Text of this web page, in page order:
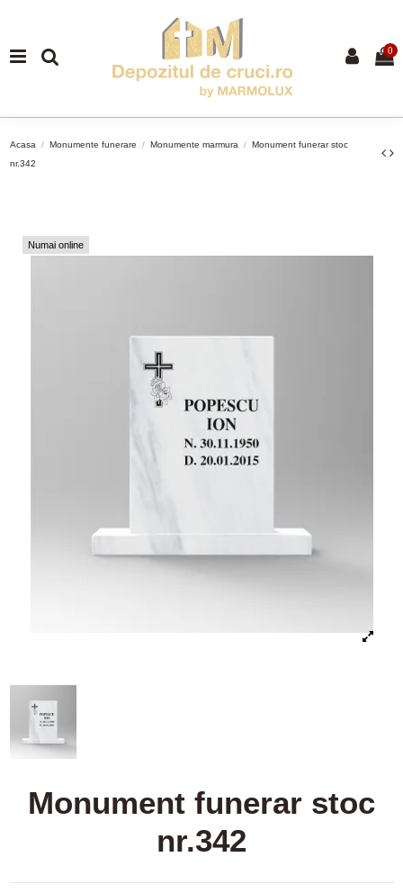
0
Acasa Monumente funerare Monumente marmura
Monument funerar stoc
nr.342
Numai online
Monument funerar stoc
nr.342